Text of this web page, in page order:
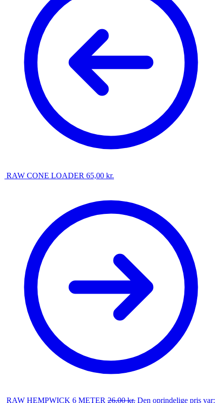
RAW CONE LOADER 65,00 kr.
RAW HEMPWICK 6 METER 26,00kr. Den oprindelige pris var: